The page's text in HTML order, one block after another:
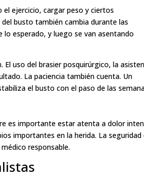
el ejercicio, cargar peso y ciertos
busto también cambia durante las
lo esperado, y luego se van asentando
uso del brasier posquirúrgico, la
La paciencia también cuenta. Un
el busto con el paso de las
es importante estar atenta a dolor
importantes en la herida. La seguridad
responsable.